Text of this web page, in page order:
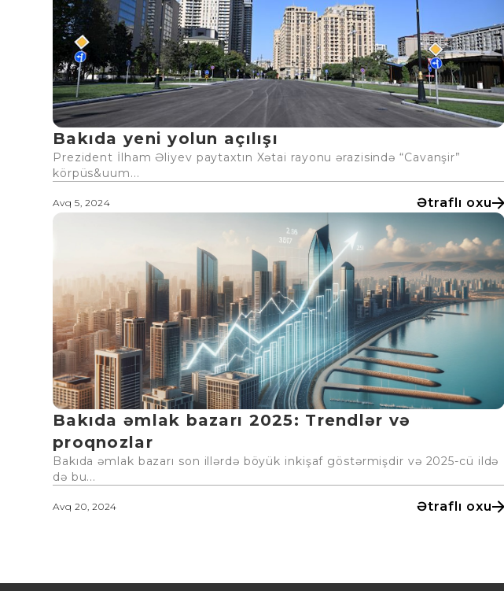
Bakıda yeni yolun açılışı
Prezident İlham Əliyev paytaxtın Xətai rayonu ərazisində “Cavanşir”
körpüs&uum...
Avq 5, 2024 Ətraflı oxu
Bakıda əmlak bazarı 2025: Trendlər və
proqnozlar
Bakıda əmlak bazarı son illərdə böyük inkişaf göstərmişdir və 2025-cü ildə
də bu...
Avq 20, 2024 Ətraflı oxu